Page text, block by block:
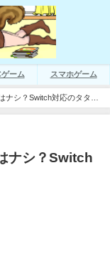
ゲーム スマホゲーム
ナシ？Switch対応のタタコ
ナシ？Switch